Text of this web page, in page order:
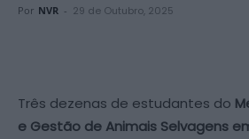
Por NVR - 29 de Outubro, 2025
Três dezenas de estudantes do
e Gestão de Animais Selvagens